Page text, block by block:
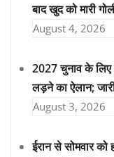
बाद खुद को मारी
August 4, 2026
2027 चुनाव के लिए
लड़ने का ऐलान;
August 3, 2026
ईरान से सोमवार को